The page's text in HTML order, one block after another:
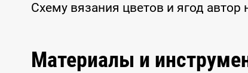
Схему вязания цветов и ягод автор
Материалы и